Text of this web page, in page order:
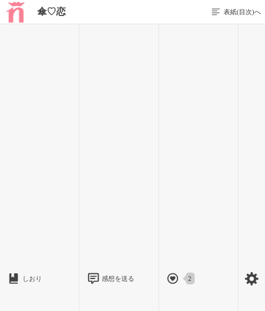
傘♡恋 表紙(目次)へ
しおり 感想を送る 2
私は過去に2回やられた。傘泥棒は急な雨の日にやってきて、